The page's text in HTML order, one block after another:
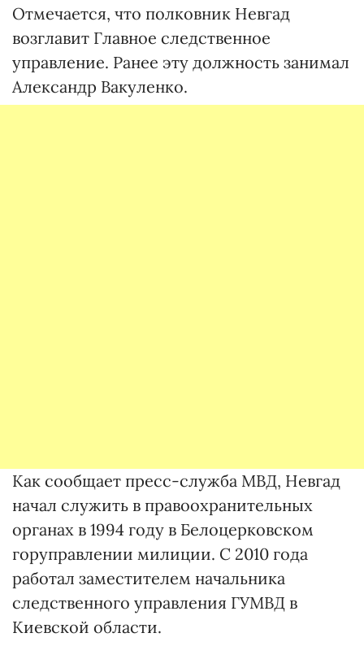
Отмечается, что полковник Невгад
возглавит Главное следственное
управление. Ранее эту должность занимал
Александр Вакуленко.
Как сообщает пресс-служба МВД, Невгад
начал служить в правоохранительных
органах в 1994 году в Белоцерковском
горуправлении милиции. С 2010 года
работал заместителем начальника
следственного управления ГУМВД в
Киевской области.